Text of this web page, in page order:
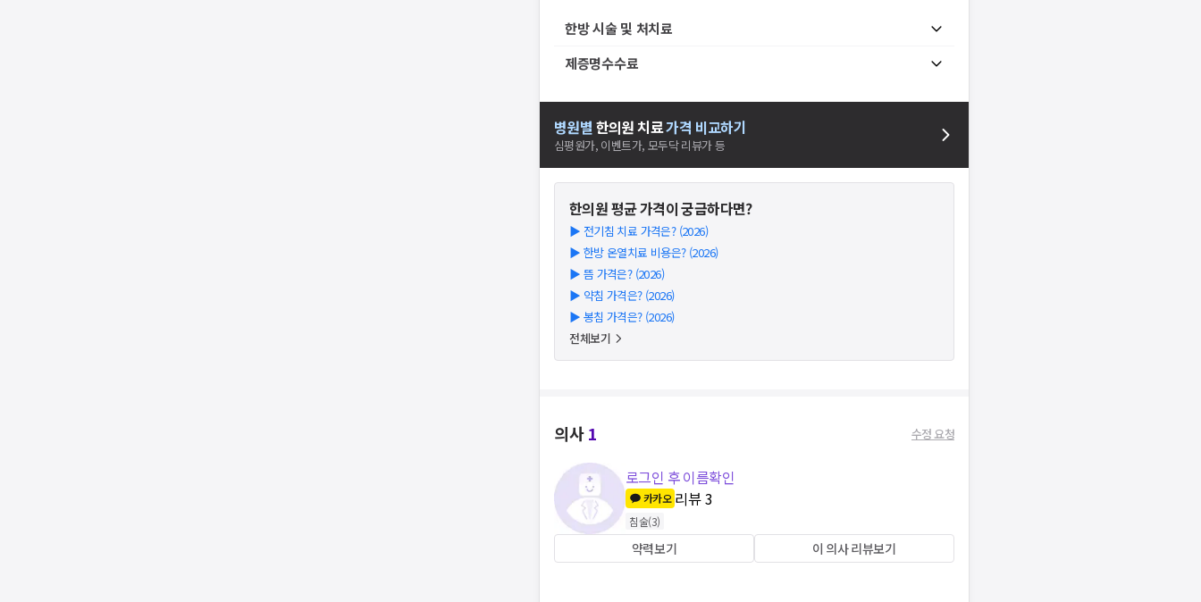
한방 시술 및 처치료
제증명수수료
병원별 한의원치료가격 비교하기
심평원가, 이벤트가, 모두닥 리뷰가 등
한의원평균 가격이 궁금하다면?
▶ 전기침 치료 가격은? (2026)
▶ 한방 온열치료 비용은? (2026)
▶ 뜸 가격은? (2026)
▶ 약침 가격은? (2026)
▶ 봉침 가격은? (2026)
전체보기
의사1 수정 요청
로그인 후 이름확인
카카오 리뷰3
침술(3)
약력보기 이 의사 리뷰보기